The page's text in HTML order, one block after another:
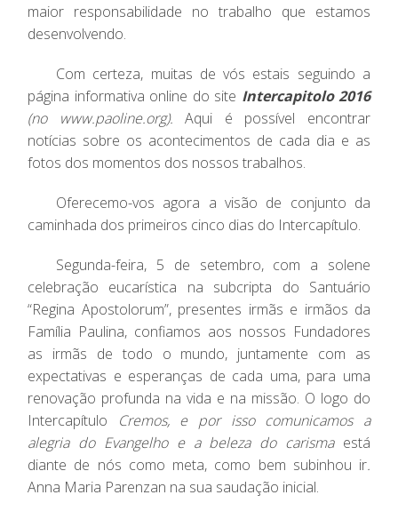
maior responsabilidade no trabalho que estamos
desenvolvendo.
Com certeza, muitas de vós estais seguindo a
página informativa online do site Intercapitolo 2016
(no www.paoline.org). Aqui é possível encontrar
notícias sobre os acontecimentos de cada dia e as
fotos dos momentos dos nossos trabalhos.
Oferecemo-vos agora a visão de conjunto da
caminhada dos primeiros cinco dias do Intercapítulo.
Segunda-feira, 5 de setembro, com a solene
celebração eucarística na subcripta do Santuário
“Regina Apostolorum”, presentes irmãs e irmãos da
Família Paulina, confiamos aos nossos Fundadores
as irmãs de todo o mundo, juntamente com as
expectativas e esperanças de cada uma, para uma
renovação profunda na vida e na missão. O logo do
Intercapítulo
Cremos, e por isso comunicamos a
alegria do Evangelho e a beleza do carisma está
diante de nós como meta, como bem subinhou ir.
Anna Maria Parenzan na sua saudação inicial.